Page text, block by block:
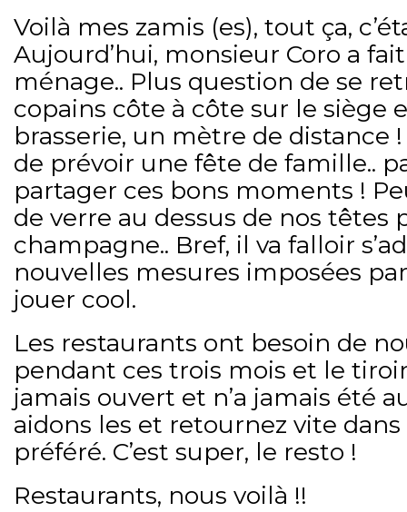
Voilà mes zamis (es), tout ça,
Aujourd’hui, monsieur Coro a
ménage.. Plus question de se
copains côte à côte sur le siège
brasserie, un mètre de distance
de prévoir une fête de famille..
partager ces bons moments !
de verre au dessus de nos têtes
champagne.. Bref, il va falloir
nouvelles mesures imposées
jouer cool.
Les restaurants ont besoin de
pendant ces trois mois et le tiroir
jamais ouvert et n’a jamais été
aidons les et retournez vite
préféré. C’est super, le resto !
Restaurants, nous voilà !!